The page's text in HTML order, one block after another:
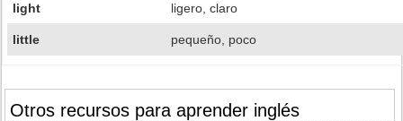
light ligero, claro
little pequeño, poco
Otros recursos para aprender inglés